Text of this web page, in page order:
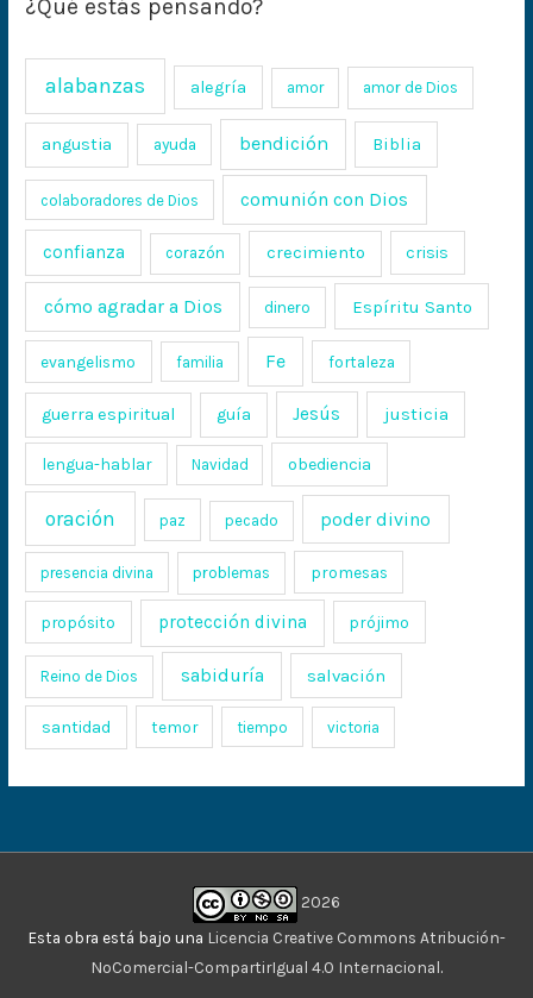
¿Qué estás pensando?
alabanzas alegría amor amor de Dios
angustia ayuda bendición Biblia
colaboradores de Dios comunión con Dios
confianza corazón crecimiento crisis
cómo agradar a Dios dinero Espíritu Santo
evangelismo familia Fe fortaleza
guerra espiritual guía Jesús justicia
lengua-hablar Navidad obediencia
oración paz pecado poder divino
presencia divina problemas promesas
propósito protección divina prójimo
Reino de Dios sabiduría salvación
santidad temor tiempo victoria
2026
Esta obra está bajo una Licencia Creative Commons Atribución-
NoComercial-CompartirIgual 4.0 Internacional.